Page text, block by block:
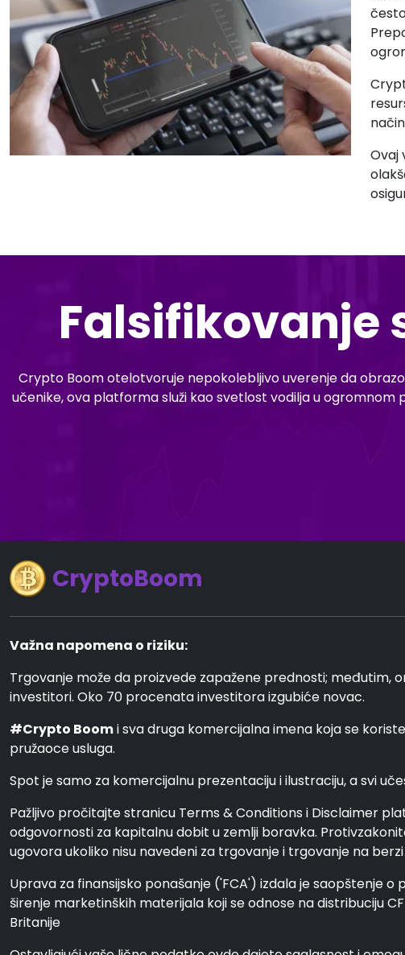
Ovaj
Falsifikovanje
Crypto Boom otelotvoruje nepokolebljivo uverenje da
učenike, ova platforma služi kao svetlost vodilja u
CryptoBoom
Važna napomena o riziku:
Trgovanje može da proizvede zapažene prednosti;
investitori. Oko 70 procenata investitora izgubiće novac.
#Crypto Boomi sva druga komercijalna imena koja se
pružaoce usluga.
Spot je samo za komercijalnu prezentaciju i ilustraciju, a svi
Pažljivo pročitajte stranicu Terms & Conditions i Disclaimer
odgovornosti za kapitalnu dobit u zemlji boravka.
ugovora ukoliko nisu navedeni za trgovanje i trgovanje na
Uprava za finansijsko ponašanje ('FCA') izdala je saopštenje
širenje marketinških materijala koji se odnose na distribuciju
Britanije